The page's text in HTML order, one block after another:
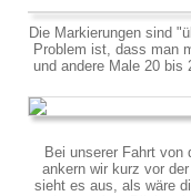
Die Markierungen sind
Problem ist, dass man
und andere Male 20 bis
Bei unserer Fahrt von
ankern wir kurz vor
sieht es aus, als wäre